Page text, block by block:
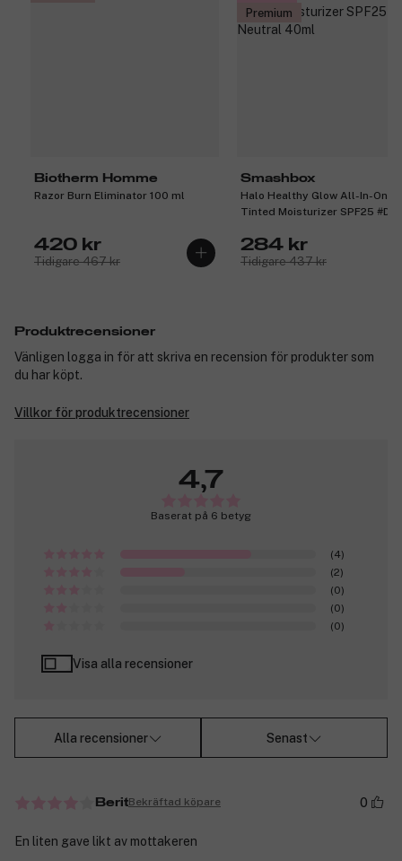
Biotherm Homme
Razor Burn Eliminator 100 ml
420 kr
Tidigare 467 kr
Premium
Smashbox
Halo Healthy Glow All-In-One
Tinted Moisturizer SPF25
284 kr
Tidigare 437 kr
Produktrecensioner
Vänligen logga in för att skriva en recension för produkter som
du har köpt.
Villkor för produktrecensioner
4,7
Baserat på 6 betyg
(4)
(2)
(0)
(0)
(0)
Visa alla recensioner
Alla recensioner Senast
BeritBekräftad köpare 0
En liten gave likt av mottakeren